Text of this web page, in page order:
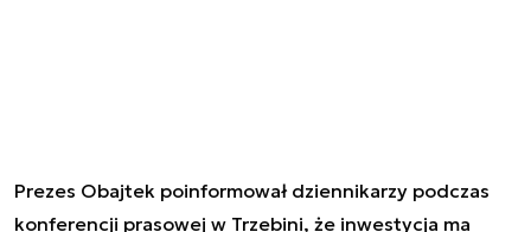
Prezes Obajtek poinformował dziennikarzy podczas
konferencji prasowej w Trzebini, że inwestycja ma